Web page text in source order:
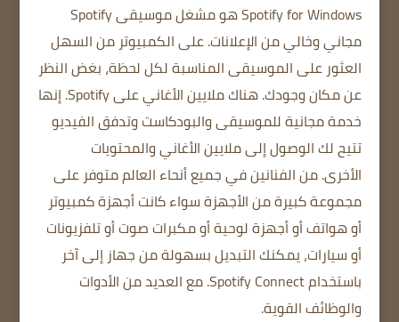
Spotify for Windows
هو مشغل موسيقى Spotify
مجاني وخالي من الإعلانات.على الكمبيوترمن السهل
العثور على الموسيقى المناسبة لكل لحظة، بغض النظر
عن مكان وجودك.هناك ملايين الأغاني على Spotify.
إنها
خدمة مجانية للموسيقى والبودكاست وتدفق الفيديو
تتيح لك الوصول إلى ملايين الأغاني والمحتويات
الأخرى.من الفنانين في جميع أنحاء العالممتوفر على
مجموعة كبيرة من الأجهزةسواء كانت أجهزة كمبيوتر
أو هواتف أو أجهزة لوحية أو مكبرات صوت أو تلفزيونات
أو سيارات، يمكنك التبديل بسهولة من جهاز إلى آخر
باستخدام Spotify Connect.
مع العديد من الأدوات
والوظائف القوية.